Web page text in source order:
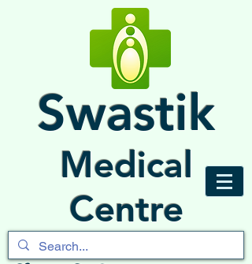
Swastik
Medical
Centre